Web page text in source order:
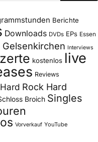
Berichte
Downloads DVDs EPs Essen
Gelsenkirchen Interviews
kostenlos live
Reviews
Rock Hard
Broich Singles
Vorverkauf YouTube